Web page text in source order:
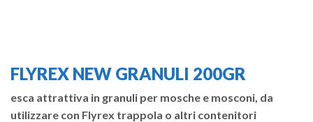
FLYREX NEW GRANULI 200GR
esca attrattiva in granuli per mosche e mosconi, da
utilizzare con Flyrex trappola o altri contenitori